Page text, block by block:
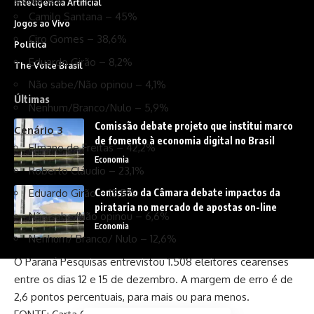
Camilo Santana – 45%
Ciro Gomes – 38,6%
Eduardo Girão – 8,2%
Não sabe/Não opinou – 4,1%
Nenhum/Branco/Nulo – 5,9%
Cenário 3
Elmano de Freitas – 42,2%
Roberto Cláudio – 23,1%
Eduardo Girão – 15,5%
Não sabe/Não opinou – 6,6%
Nenhum/ Branco/ Nulo – 12,6%
O Paraná Pesquisas entrevistou 1.508 eleitores cearenses
entre os dias 12 e 15 de dezembro. A margem de erro é de
2,6 pontos percentuais, para mais ou para menos.
Inteligência Artificial
Jogos ao Vivo
Política
The Voice Brasil
Últimas
Comissão debate projeto que institui marco
de fomento à economia digital no Brasil
Economia
Comissão da Câmara debate impactos da
pirataria no mercado de apostas on-line
Economia